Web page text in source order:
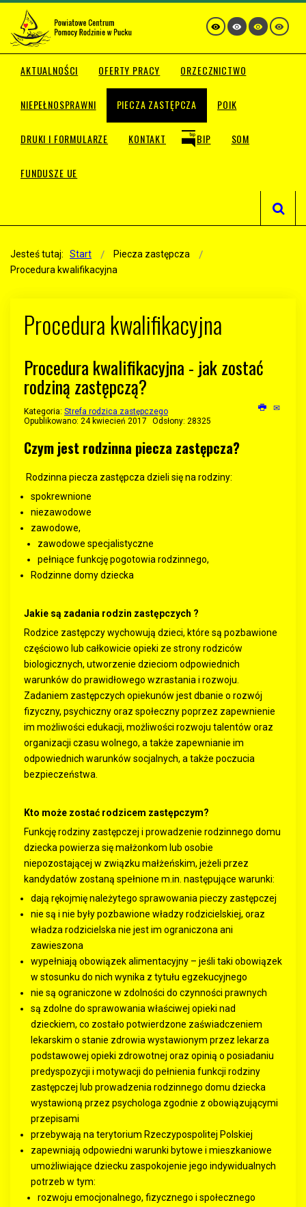
AKTUALNOŚCI OFERTY PRACY ORZECZNICTWO
NIEPEŁNOSPRAWNI PIECZA ZASTĘPCZA POIK
DRUKI I FORMULARZE KONTAKT BIP SOM
FUNDUSZE UE
Jesteś tutaj: Start
Piecza zastępcza
Procedura kwalifikacyjna
Procedura kwalifikacyjna
Procedura kwalifikacyjna - jak zostać
rodziną zastępczą?
Kategoria: Strefa rodzica zastępczego
Opublikowano: 24 kwiecień 2017
Odsłony: 28325
Czym jest rodzinna piecza zastępcza?
Rodzinna piecza zastępcza dzieli się na rodziny:
spokrewnione
niezawodowe
zawodowe,
zawodowe specjalistyczne
pełniące funkcję pogotowia rodzinnego,
Rodzinne domy dziecka
Jakie są zadania rodzin zastępczych ?
Rodzice zastępczy wychowują dzieci, które są pozbawione
częściowo lub całkowicie opieki ze strony rodziców
biologicznych, utworzenie dzieciom odpowiednich
warunków do prawidłowego wzrastania i rozwoju.
Zadaniem zastępczych opiekunów jest dbanie o rozwój
fizyczny, psychiczny oraz społeczny poprzez zapewnienie
im możliwości edukacji, możliwości rozwoju talentów oraz
organizacji czasu wolnego, a także zapewnianie im
odpowiednich warunków socjalnych, a także poczucia
bezpieczeństwa.
Kto może zostać rodzicem zastępczym?
Funkcję rodziny zastępczej i prowadzenie rodzinnego domu
dziecka powierza się małżonkom lub osobie
niepozostającej w związku małżeńskim, jeżeli przez
kandydatów zostaną spełnione m.in. następujące warunki:
dają rękojmię należytego sprawowania pieczy zastępczej
nie są i nie były pozbawione władzy rodzicielskiej, oraz
władza rodzicielska nie jest im ograniczona ani
zawieszona
wypełniają obowiązek alimentacyjny – jeśli taki obowiązek
w stosunku do nich wynika z tytułu egzekucyjnego
nie są ograniczone w zdolności do czynności prawnych
są zdolne do sprawowania właściwej opieki nad
dzieckiem, co zostało potwierdzone zaświadczeniem
lekarskim o stanie zdrowia wystawionym przez lekarza
podstawowej opieki zdrowotnej oraz opinią o posiadaniu
predyspozycji i motywacji do pełnienia funkcji rodziny
zastępczej lub prowadzenia rodzinnego domu dziecka
wystawioną przez psychologa zgodnie z obowiązującymi
przepisami
przebywają na terytorium Rzeczypospolitej Polskiej
zapewniają odpowiedni warunki bytowe i mieszkaniowe
umożliwiające dziecku zaspokojenie jego indywidualnych
potrzeb w tym:
rozwoju emocjonalnego, fizycznego i społecznego